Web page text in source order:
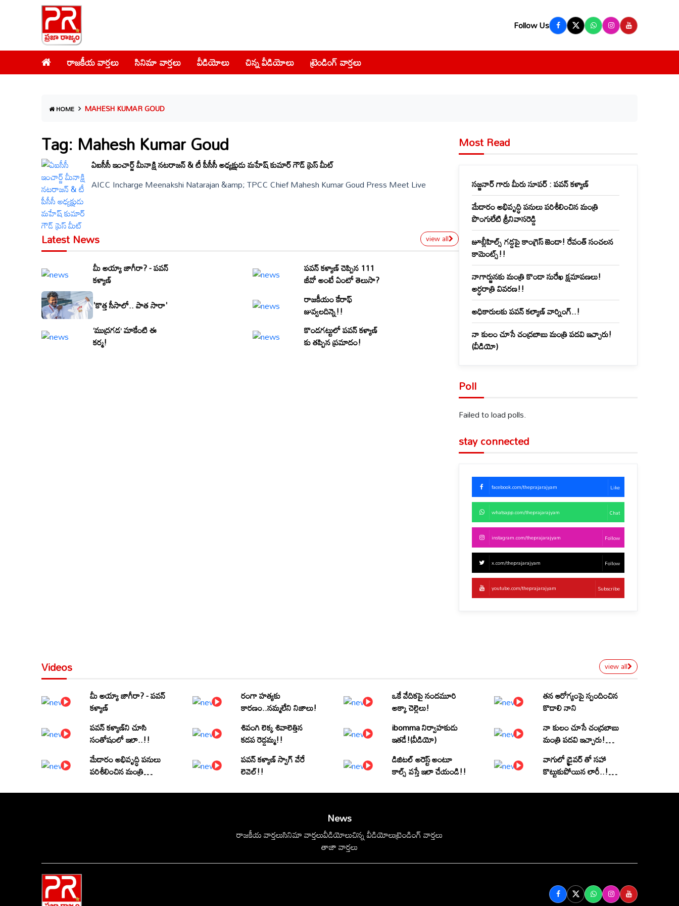
Follow Us
రాజకీయ వార్తలు సినిమా వార్తలు వీడియోలు చిన్న వీడియోలు ట్రెండింగ్ వార్తలు
HOME MAHESH KUMAR GOUD
Tag: Mahesh Kumar Goud
ఏఐసీసీ ఇంచార్జ్ మీనాక్షి నటరాజన్ & టీ పీసీసీ అధ్యక్షుడు మహేష్ కుమార్ గౌడ్ ప్రెస్ మీట్
AICC Incharge Meenakshi Natarajan &amp; TPCC Chief Mahesh Kumar Goud Press Meet Live
Latest News view all
మీ అయ్యా జాగీరా? - పవన్
కళ్యాణ్
పవన్ కళ్యాణ్ చెప్పిన 111
జీవో అంటే ఏంటో తెలుసా?
'కొత్త సీసాలో.. పాత సారా'
రాజకీయం కేరాఫ్
జువ్వలదిన్నె!!
‘ముద్రగడ’ మాకేంటి ఈ
కర్మ!
కొండగట్టులో పవన్ కళ్యాణ్
కు తప్పిన ప్రమాదం!
Most Read
సజ్జనార్ గారు మీరు సూపర్ : పవన్ కళ్యాణ్
మేడారం అభివృద్ధి పనులు పరిశీలించిన మంత్రి
పొంగులేటి శ్రీనివాసరెడ్డి
జూబ్లీహిల్స్‌ గడ్డపై కాంగ్రెస్ జెండా! రేవంత్ సంచలన
కామెంట్స్!!
నాగార్జునకు మంత్రి కొండా సురేఖ క్షమాపణలు!
అర్ధరాత్రి వివరణ!!
అధికారులకు పవన్ కల్యాణ్ వార్నింగ్..!
నా కులం చూసే చంద్రబాబు మంత్రి పదవి ఇచ్చారు!
(వీడియో)
Poll
Failed to load polls.
stay connected
facebook.com/theprajarajyam Like
whatsapp.com/theprajarajyam Chat
instagram.com/theprajarajyam Follow
x.com/theprajarajyam Follow
youtube.com/theprajarajyam Subscribe
Videos view all
మీ అయ్యా జాగీరా? - పవన్
కళ్యాణ్
రంగా హత్యకు
కారణం..నమ్మలేని నిజాలు!
ఒకే వేదికపై నందమూరి
అక్కా చెల్లెలు!
తన ఆరోగ్యంపై స్పందించిన
కొడాలి నాని
పవన్ కళ్యాణ్‌ని చూసి
సంతోషంలో ఇలా..!!
శివంగి లెక్క శివాలెత్తిన
కడప రెడ్డమ్మ!!
ibomma నిర్వాహకుడు
ఇతడే!(వీడియో)
నా కులం చూసే చంద్రబాబు
మంత్రి పదవి ఇచ్చారు!
(వీడియో)
మేడారం అభివృద్ధి పనులు
పరిశీలించిన మంత్రి
పవన్ కళ్యాణ్ స్వాగ్ వేరే
లెవెల్!!
డిజిటల్ అరెస్ట్ అంటూ
కాల్స్ వస్తే ఇలా చేయండి!!
వాగులో డ్రైవర్ తో సహా
కొట్టుకుపోయిన లారీ..! |
Inflow In khammam |
News
రాజకీయ వార్తలుసినిమా వార్తలువీడియోలుచిన్న వీడియోలుట్రెండింగ్ వార్తలు
తాజా వార్తలు